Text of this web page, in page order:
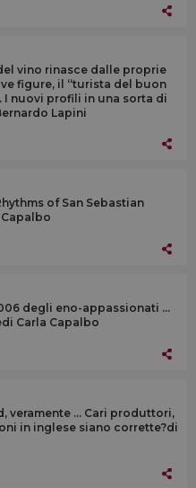
vino rinasce dalle proprie
figure, il “turista del buon
I nuovi profili in una sorta di
Lapini
of San Sebastian
degli eno-appassionati …
Carla Capalbo
veramente … Cari produttori,
in inglese siano corrette?di